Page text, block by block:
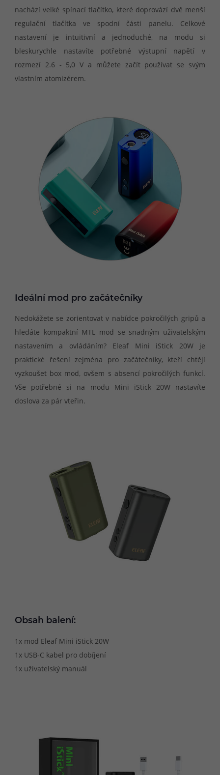
nachází velké spínací tlačítko, které doprovází dvě menší
regulační tlačítka ve spodní části panelu. Celkové
nastavení je intuitivní a jednoduché, na modu si
bleskurychle nastavíte potřebné výstupní napětí v
rozmezí 2.6 - 5,0 V a můžete začít používat se svým
vlastním atomizérem.
Ideální mod pro začátečníky
Nedokážete se zorientovat v nabídce pokročilých gripů a
hledáte kompaktní MTL mod se snadným uživatelským
nastavením a ovládáním? Eleaf Mini iStick 20W je
praktické řešení zejména pro začátečníky, kteří chtějí
vyzkoušet box mod, ovšem s absencí pokročilých funkcí.
Vše potřebné si na modu Mini iStick 20W nastavíte
doslova za pár vteřin.
Obsah balení:
1x mod Eleaf Mini iStick 20W
1x USB-C kabel pro dobíjení
1x uživatelský manuál